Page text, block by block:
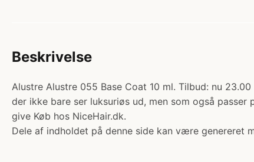
Beskrivelse
Alustre Alustre 055 Base Coat 10 ml. Tilbud: nu
der ikke bare ser luksuriøs ud, men som også
give Køb hos NiceHair.dk.
Dele af indholdet på denne side kan være genereret